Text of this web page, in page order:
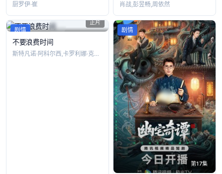
厨罗伊·崔 肖战,彭昱畅,周依然
正片
剧情
不要浪费时间
斯特凡诺·阿科尔西,卡罗利娜·克雷申蒂尼
第17集
剧情